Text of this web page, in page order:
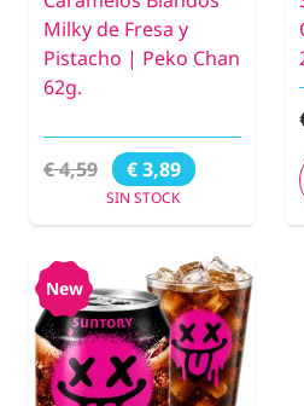
Milky de Fresa y
Pistacho | Peko Chan
62g.
€ 4,59 € 3,89
SIN STOCK
New